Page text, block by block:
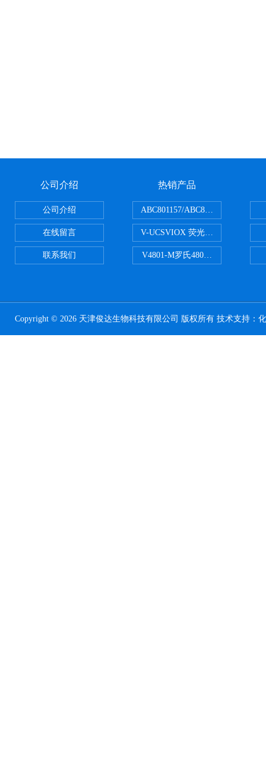
公司介绍
公司介绍
在线留言
联系我们
热销产品
ABC801157/ABC801506ABC常规
V-UCSVIOX 荧光定量封板膜
V4801-M罗氏480适配96孔板 PCR
Copyright © 2026 天津俊达生物科技有限公司 版权所有 技术支持：